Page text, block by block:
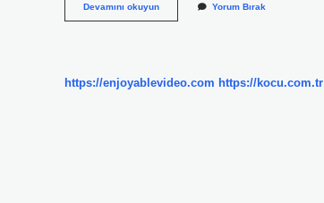
Devamını okuyunÇinko
Yüzü
Yorum Bırak
https://enjoyablevideo.com https://kocu.com.tr